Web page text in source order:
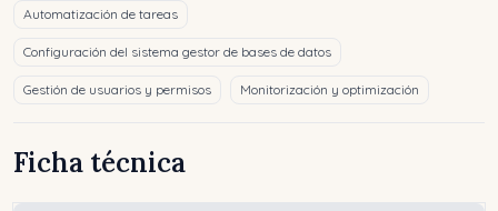
Automatización de tareas
Configuración del sistema gestor de bases de datos
Gestión de usuarios y permisos Monitorización y optimización
Ficha técnica